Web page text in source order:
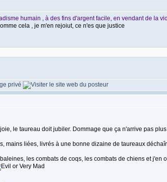
humain , à des fins d'argent facile, en vendant de la
cela , je m'en rejoiut, ce n'es que justice
le taureau doit jubiler. Dommage que ça n'arrive pas
mains liées, livrés à une bonne dizaine de taureaux
les combats de coqs, les combats de chiens et j'en